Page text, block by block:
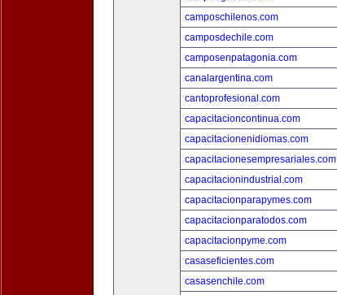
camposchilenos.com
camposdechile.com
camposenpatagonia.com
canalargentina.com
cantoprofesional.com
capacitacioncontinua.com
capacitacionenidiomas.com
capacitacionesempresariales.com
capacitacionindustrial.com
capacitacionparapymes.com
capacitacionparatodos.com
capacitacionpyme.com
casaseficientes.com
casasenchile.com